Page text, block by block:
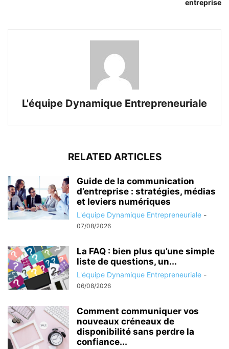
entreprise
L'équipe Dynamique Entrepreneuriale
RELATED ARTICLES
Guide de la communication
d’entreprise : stratégies, médias
et leviers numériques
L'équipe Dynamique Entrepreneuriale -
07/08/2026
La FAQ : bien plus qu’une simple
liste de questions, un...
L'équipe Dynamique Entrepreneuriale -
06/08/2026
Comment communiquer vos
nouveaux créneaux de
disponibilité sans perdre la
confiance...